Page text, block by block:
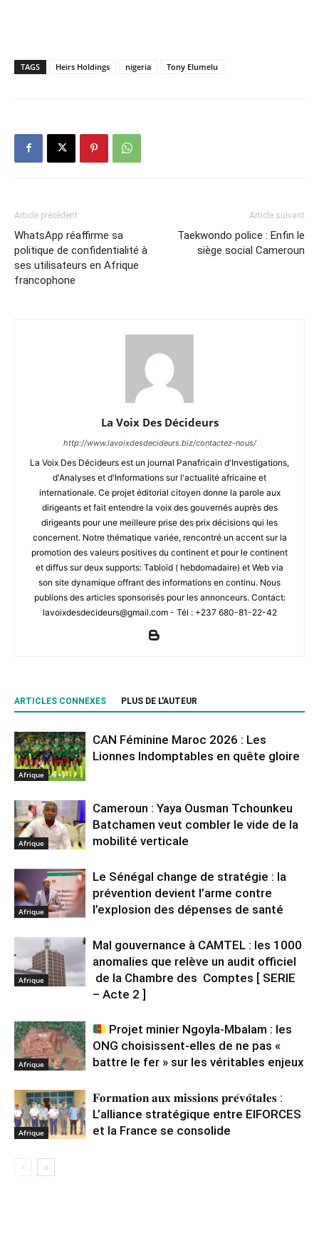
TAGS Heirs Holdings nigeria Tony Elumelu
Article précédent
WhatsApp réaffirme sa
politique de confidentialité à
ses utilisateurs en Afrique
francophone
Article suivant
Taekwondo police : Enfin le
siège social Cameroun
La Voix Des Décideurs
http://www.lavoixdesdecideurs.biz/contactez-nous/
La Voix Des Décideurs est un journal Panafricain d'Investigations,
d'Analyses et d'Informations sur l'actualité africaine et
internationale. Ce projet éditorial citoyen donne la parole aux
dirigeants et fait entendre la voix des gouvernés auprès des
dirigeants pour une meilleure prise des prix décisions qui les
concernent. Notre thématique variée, rencontré un accent sur la
promotion des valeurs positives du continent et pour le continent
et diffus sur deux supports: Tabloïd ( hebdomadaire) et Web via
son site dynamique offrant des informations en continu. Nous
publions des articles sponsorisés pour les annonceurs. Contact:
lavoixdesdecideurs@gmail.com - Tél : +237 680-81-22-42
ARTICLES CONNEXES PLUS DE L'AUTEUR
Afrique
CAN Féminine Maroc 2026 : Les
Lionnes Indomptables en quête gloire
Afrique
Cameroun : Yaya Ousman Tchounkeu
Batchamen veut combler le vide de la
mobilité verticale
Afrique
Le Sénégal change de stratégie : la
prévention devient l’arme contre
l’explosion des dépenses de santé
Afrique
Mal gouvernance à CAMTEL : les 1000
anomalies que relève un audit officiel
de la Chambre des Comptes [ SERIE
– Acte 2 ]
Afrique
Projet minier Ngoyla-Mbalam : les
ONG choisissent-elles de ne pas «
battre le fer » sur les véritables enjeux
Afrique
𝐅𝐨𝐫𝐦𝐚𝐭𝐢𝐨𝐧 𝐚𝐮𝐱 𝐦𝐢𝐬𝐬𝐢𝐨𝐧𝐬 𝐩𝐫𝐞́𝐯𝐨̂𝐭𝐚𝐥𝐞𝐬 :
L’alliance stratégique entre EIFORCES
et la France se consolide